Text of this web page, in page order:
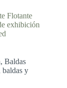
Flotante
exhibición
, Baldas
baldas y